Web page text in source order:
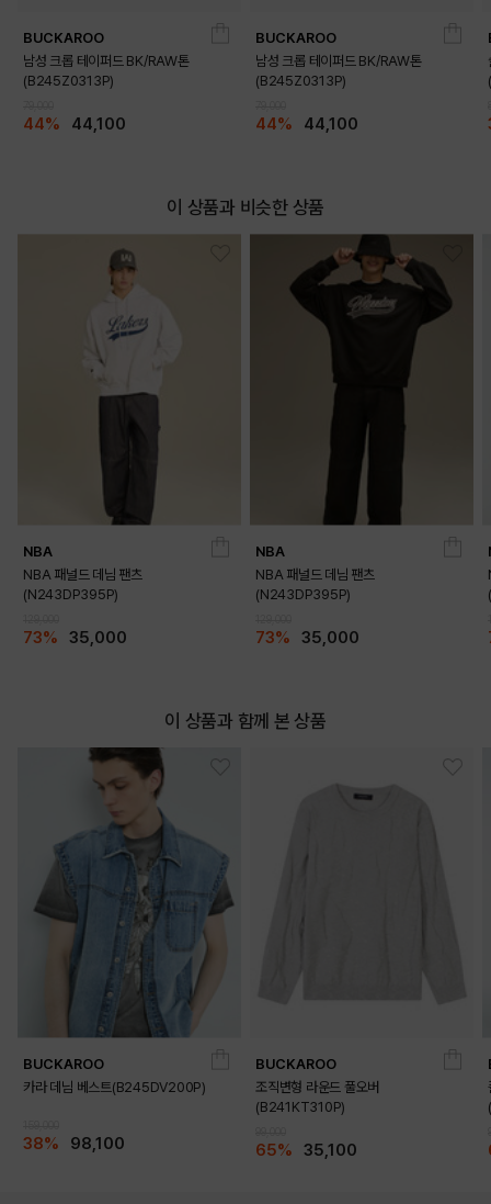
BUCKAROO
남성 크롭 테이퍼드 BK/RAW톤
(B245Z0313P)
44% 44,100
BUCKAROO
남성 크롭 테이퍼드 BK/RAW톤
(B245Z0313P)
44% 44,100
이 상품과 비슷한 상품
NBA
NBA 패널드 데님 팬츠
(N243DP395P)
73% 35,000
NBA
NBA 패널드 데님 팬츠
(N243DP395P)
73% 35,000
이 상품과 함께 본 상품
BUCKAROO
카라 데님 베스트(B245DV200P)
38% 98,100
BUCKAROO
조직변형 라운드 풀오버
(B241KT310P)
65% 35,100